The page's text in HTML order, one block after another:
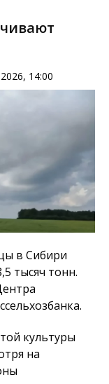
14:00
в Сибири
тысяч тонн.
культуры
на